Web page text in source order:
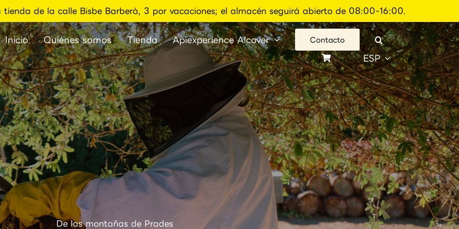
de la calle Bisbe Barberà, 3 por vacaciones; el almacén seguirá abierto de 08:00-16:00.
Inicio Quiénes somos Tienda Apiexperience Alcover Contacto
ESP
De las montañas de Prades